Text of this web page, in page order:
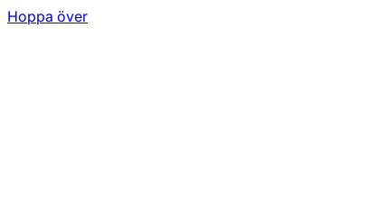
Hoppa över